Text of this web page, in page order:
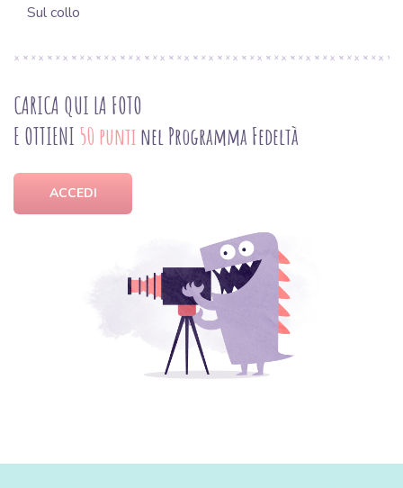
Sul collo
CARICA QUI LA FOTO
E OTTIENI 50 punti nel Programma Fedeltà
ACCEDI